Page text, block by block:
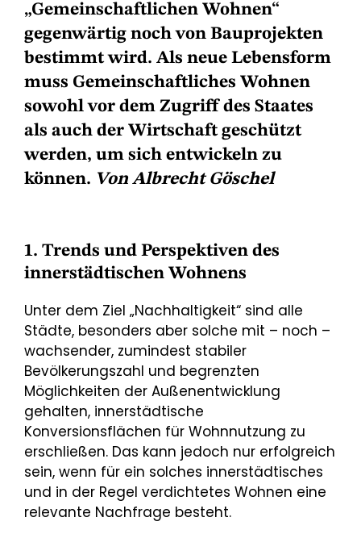
„Gemeinschaftlichen Wohnen“
gegenwärtig noch von Bauprojekten
bestimmt wird. Als neue Lebensform
muss Gemeinschaftliches Wohnen
sowohl vor dem Zugriff des Staates
als auch der Wirtschaft geschützt
werden, um sich entwickeln zu
können. Von Albrecht Göschel
1. Trends und Perspektiven des
innerstädtischen Wohnens
Unter dem Ziel „Nachhaltigkeit“ sind alle
Städte, besonders aber solche mit – noch –
wachsender, zumindest stabiler
Bevölkerungszahl und begrenzten
Möglichkeiten der Außenentwicklung
gehalten, innerstädtische
Konversionsflächen für Wohnnutzung zu
erschließen. Das kann jedoch nur erfolgreich
sein, wenn für ein solches innerstädtisches
und in der Regel verdichtetes Wohnen eine
relevante Nachfrage besteht.